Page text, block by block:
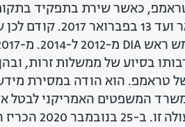
כאשר שירת בתפקיד
ביותר, מ-22 בינואר ועד
בסיוע של ממשלות זרות,
החליט משרד המשפטים האמריקני
המשפט השעה